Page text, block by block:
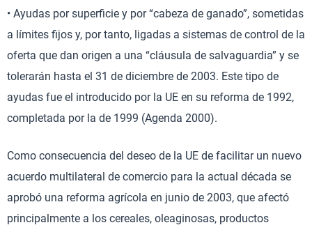
• Ayudas por superficie y por “cabeza de ganado”, sometidas
a límites fijos y, por tanto, ligadas a sistemas de control de la
oferta que dan origen a una “cláusula de salvaguardia” y se
tolerarán hasta el 31 de diciembre de 2003. Este tipo de
ayudas fue el introducido por la UE en su reforma de 1992,
completada por la de 1999 (Agenda 2000).
Como consecuencia del deseo de la UE de facilitar un nuevo
acuerdo multilateral de comercio para la actual década se
aprobó una reforma agrícola en junio de 2003, que afectó
principalmente a los cereales, oleaginosas, productos